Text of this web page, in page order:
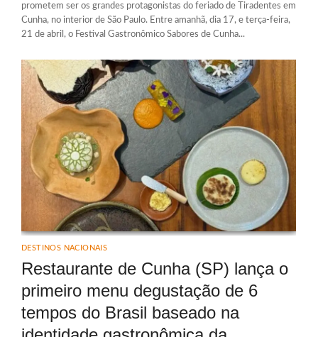
prometem ser os grandes protagonistas do feriado de Tiradentes em
Cunha, no interior de São Paulo. Entre amanhã, dia 17, e terça-feira,
21 de abril, o Festival Gastronômico Sabores de Cunha...
DESTINOS NACIONAIS
Restaurante de Cunha (SP) lança o
primeiro menu degustação de 6
tempos do Brasil baseado na